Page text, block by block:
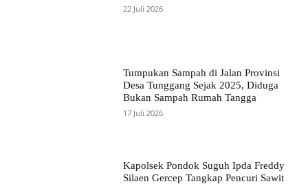
22 Juli 2026
Tumpukan Sampah di Jalan Provinsi
Desa Tunggang Sejak 2025, Diduga
Bukan Sampah Rumah Tangga
17 Juli 2026
Kapolsek Pondok Suguh Ipda Freddy
Silaen Gercep Tangkap Pencuri Sawit